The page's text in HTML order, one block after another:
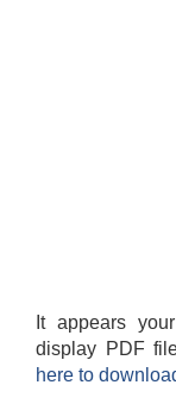
It appears
display PDF
here to